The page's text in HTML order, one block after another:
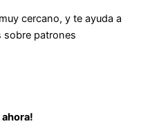
cercano, y te ayuda a
sobre patrones
ahora!